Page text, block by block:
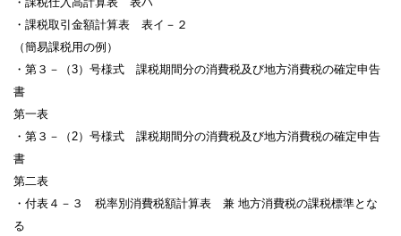
・課税取引金額計算表 表イ－２
（簡易課税用の例）
・第３－（3）号様式 課税期間分の消費税及び地方消費税の確定申告
書
第一表
・第３－（2）号様式 課税期間分の消費税及び地方消費税の確定申告
書
第二表
・付表４－３ 税率別消費税額計算表 兼 地方消費税の課税標準とな
る